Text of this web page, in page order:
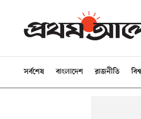
সর্বশেষ বাংলাদেশ রাজনীতি